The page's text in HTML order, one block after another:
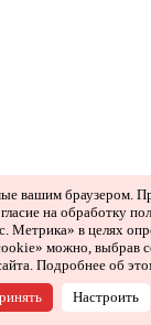
вашим браузером.
на обработку
Метрика» в целях
можно, выбрав
Подробнее об
Настроить